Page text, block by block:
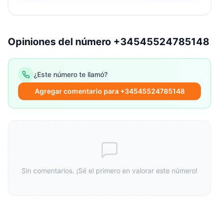
Opiniones del número +34545524785148
¿Este número te llamó?
Agregar comentario para +34545524785148
Sin comentarios. ¡Sé el primero en valorar este número!